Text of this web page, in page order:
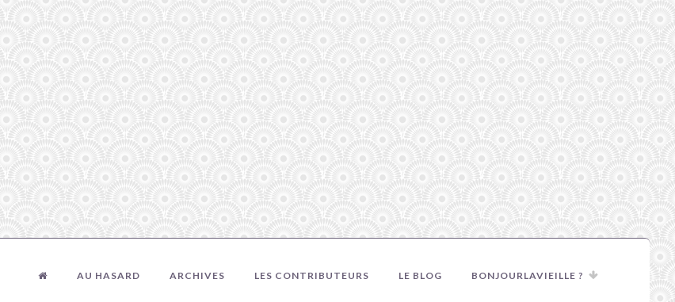
AU HASARD ARCHIVES LES CONTRIBUTEURS LE BLOG BONJOURLAVIEILLE ?